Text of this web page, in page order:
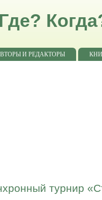
И РЕДАКТОРЫ
турнир